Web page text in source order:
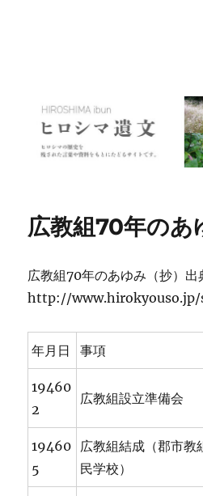
広教組70年のあ
広教組70年のあゆみ（抄）出
http://
年月日 事項
19460
2
広教組設立準備会
19460
5
広教組結成（郡市教
民学校）